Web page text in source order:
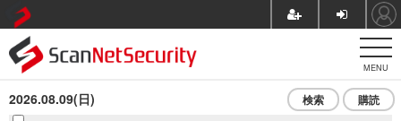
MENU
2026.08.09(日) 検索 購読